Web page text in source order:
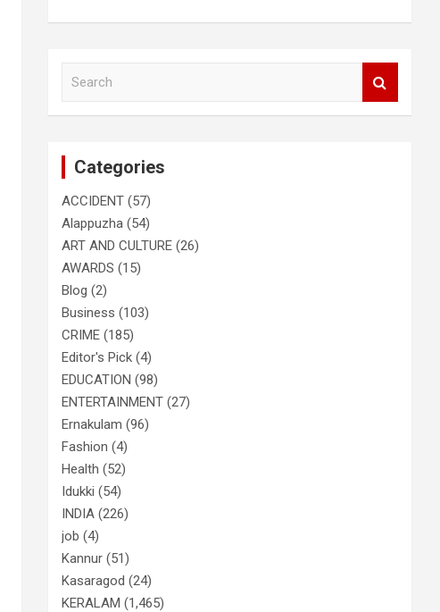
Categories
ACCIDENT (57)
Alappuzha (54)
ART AND CULTURE (26)
AWARDS (15)
Blog (2)
Business (103)
CRIME (185)
Editor's Pick (4)
EDUCATION (98)
ENTERTAINMENT (27)
Ernakulam (96)
Fashion (4)
Health (52)
Idukki (54)
INDIA (226)
job (4)
Kannur (51)
Kasaragod (24)
KERALAM (1,465)